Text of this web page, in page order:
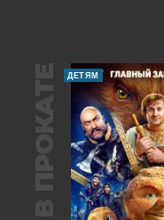
В ПРОКАТЕ ДЕТЯМ